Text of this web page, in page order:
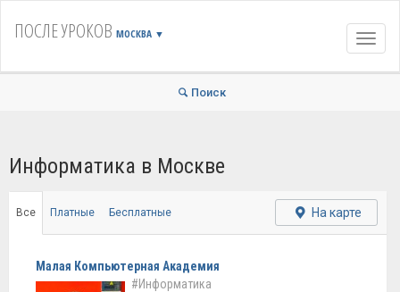
ПОСЛЕ УРОКОВ МОСКВА ▼
Поиск
Информатика в Москве
Все Платные Бесплатные На карте
Малая Компьютерная Академия
#Информатика